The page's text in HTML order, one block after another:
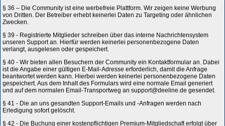
§ 36 – Die Community ist eine werbefreie Plattform. Wir zeigen keine Werbung
von Dritten. Der Betreiber erhebt keinerlei Daten zu Targeting oder ähnlichen
Zwecken.
§ 39 - Registrierte Mitglieder schreiben über das interne Nachrichtensystem
unseren Support an. Hierfür werden keinerlei personenbezogene Daten
verlangt, ausgelesen oder gespeichert.
§ 40 - Wir bieten allen Besuchern der Community ein Kontaktformular an. Dabei
ist die Angabe einer gültigen E-Mail-Adresse erforderlich, damit die Anfrage
beantwortet werden kann. Hierbei werden keinerlei personenbezogene Daten
gespeichert. Aus dem Inhalt des Formulars wird eine normale Email generiert
und auf dem normalen Email-Transportweg an support@deeline.de gesendet.
§ 41 - Die an uns gesandten Support-Emails und -Anfragen werden nach
Erledigung sofort gelöscht.
§ 42 - Die Buchung einer kostenpflichtigen Premium-Mitgliedschaft erfolgt über